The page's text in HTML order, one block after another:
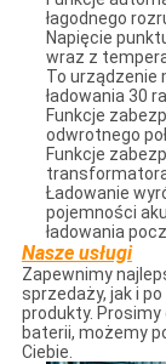
łagodnego
Napięcie
wraz z
To urządzenie
ładowania 30
Funkcje
odwrotnego
Funkcje
transformatora
Ładowanie
pojemności
ładowania
Nasze usługi
Zapewnimy
sprzedaży, jak i
produkty.
baterii, możemy
Ciebie.